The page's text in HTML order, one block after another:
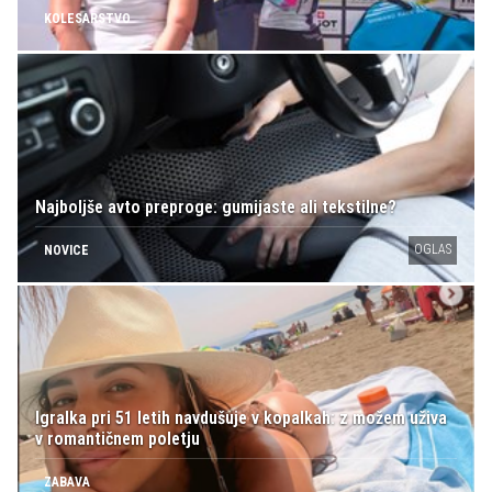
KOLESARSTVO
Najboljše avto preproge: gumijaste ali tekstilne?
NOVICE OGLAS
Igralka pri 51 letih navdušuje v kopalkah: z možem uživa
v romantičnem poletju
ZABAVA